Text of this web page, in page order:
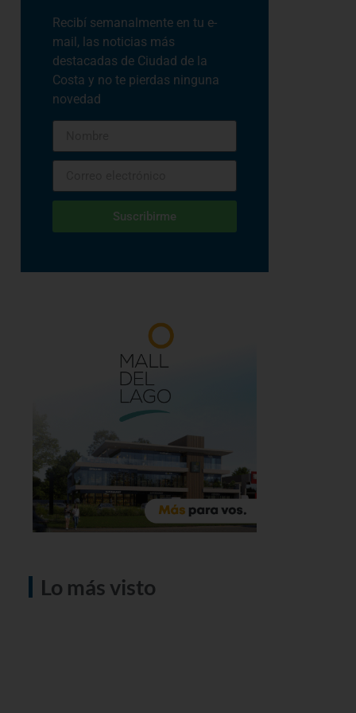
Recibí semanalmente en tu e-
mail, las noticias más
destacadas de Ciudad de la
Costa y no te pierdas ninguna
novedad
Suscribirme
Lo más visto